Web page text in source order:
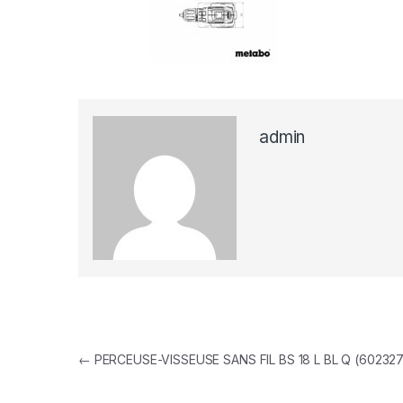
admin
Navigation de l’article
← PERCEUSE-VISSEUSE SANS FIL BS 18 L BL Q